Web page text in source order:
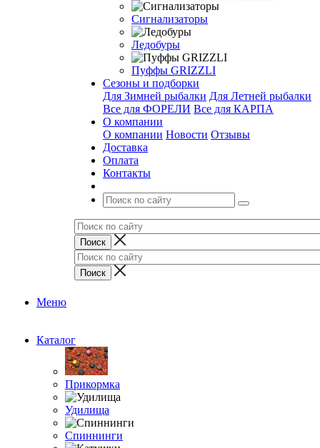
Сигнализаторы
Ледобуры
Пуффы GRIZZLI
Сезоны и подборки
Для Зимней рыбалки Для Летней рыбалки
Все для ФОРЕЛИ Все для КАРПА
О компании
О компании Новости Отзывы
Доставка
Оплата
Контакты
Меню
Каталог
Прикормка
Удилища
Спиннинги